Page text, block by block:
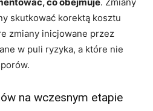
skutkować korektą kosztu
zmiany inicjowane przez
w puli ryzyka, a które nie
na wczesnym etapie